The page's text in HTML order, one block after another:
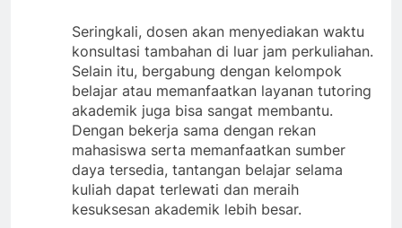
Seringkali, dosen akan menyediakan waktu
konsultasi tambahan di luar jam perkuliahan.
Selain itu, bergabung dengan kelompok
belajar atau memanfaatkan layanan tutoring
akademik juga bisa sangat membantu.
Dengan bekerja sama dengan rekan
mahasiswa serta memanfaatkan sumber
daya tersedia, tantangan belajar selama
kuliah dapat terlewati dan meraih
kesuksesan akademik lebih besar.